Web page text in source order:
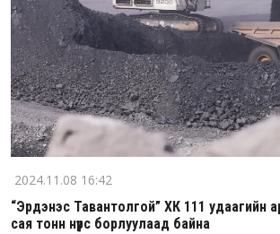
2024.11.08 16:42
“Эрдэнэс Тавантолгой” ХК 111 удаагийн
сая тонн нүүрс борлуулаад байна